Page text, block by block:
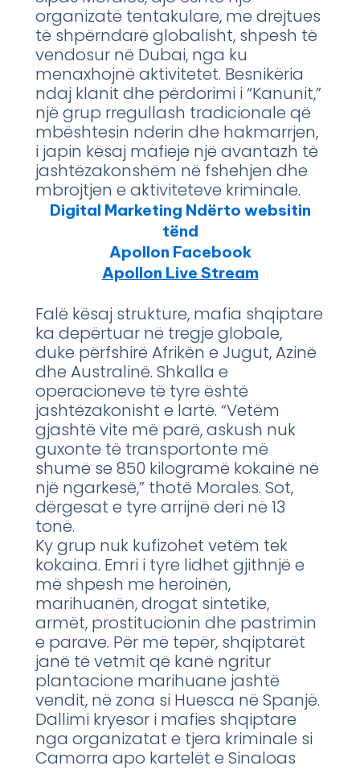
organizatë tentakulare, me drejtues
të shpërndarë globalisht, shpesh të
vendosur në Dubai, nga ku
menaxhojnë aktivitetet. Besnikëria
ndaj klanit dhe përdorimi i “Kanunit,”
një grup rregullash tradicionale që
mbështesin nderin dhe hakmarrjen,
i japin kësaj mafieje një avantazh të
jashtëzakonshëm në fshehjen dhe
mbrojtjen e aktiviteteve kriminale.
Digital Marketing Ndërto websitin
tënd
Apollon Facebook
Apollon Live Stream
Falë kësaj strukture, mafia shqiptare
ka depërtuar në tregje globale,
duke përfshirë Afrikën e Jugut, Azinë
dhe Australinë. Shkalla e
operacioneve të tyre është
jashtëzakonisht e lartë. “Vetëm
gjashtë vite më parë, askush nuk
guxonte të transportonte më
shumë se 850 kilogramë kokainë në
një ngarkesë,” thotë Morales. Sot,
dërgesat e tyre arrijnë deri në 13
tonë.
Ky grup nuk kufizohet vetëm tek
kokaina. Emri i tyre lidhet gjithnjë e
më shpesh me heroinën,
marihuanën, drogat sintetike,
armët, prostitucionin dhe pastrimin
e parave. Për më tepër, shqiptarët
janë të vetmit që kanë ngritur
plantacione marihuane jashtë
vendit, në zona si Huesca në Spanjë.
Dallimi kryesor i mafies shqiptare
nga organizatat e tjera kriminale si
Camorra apo kartelët e Sinaloas